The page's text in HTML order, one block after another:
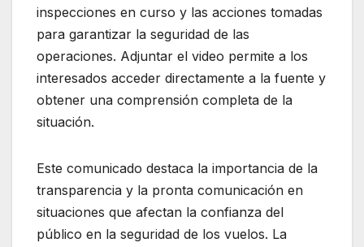
inspecciones en curso y las acciones tomadas
para garantizar la seguridad de las
operaciones. Adjuntar el video permite a los
interesados acceder directamente a la fuente y
obtener una comprensión completa de la
situación.
Este comunicado destaca la importancia de la
transparencia y la pronta comunicación en
situaciones que afectan la confianza del
público en la seguridad de los vuelos. La